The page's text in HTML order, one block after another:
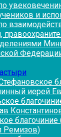
и
иерей
Ремизов)